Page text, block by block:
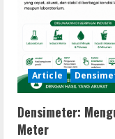
Article
Densimeter:
Meter